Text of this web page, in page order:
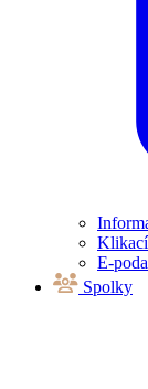
E-
Spolky